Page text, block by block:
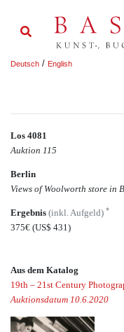
Deutsch / English
Los 4081
Auktion 115
Berlin
Views of Woolworth store in
Ergebnis (inkl. Aufgeld) *
375€ (US$ 431)
Aus dem Katalog
19th – 21st Century
Auktionsdatum 10.6.2020